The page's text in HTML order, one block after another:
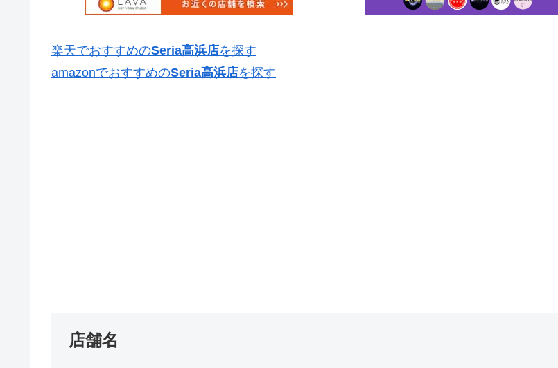
楽天でおすすめのSeria高浜店を探す
amazonでおすすめのSeria高浜店を探す
店舗名